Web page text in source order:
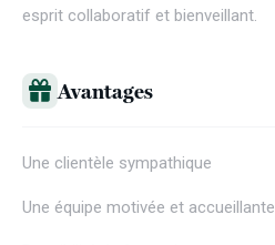
esprit collaboratif et bienveillant.
Avantages
Une clientèle sympathique
Une équipe motivée et accueillante